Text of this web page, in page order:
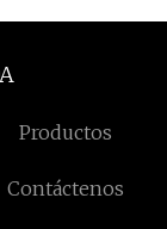
Productos
Contáctenos